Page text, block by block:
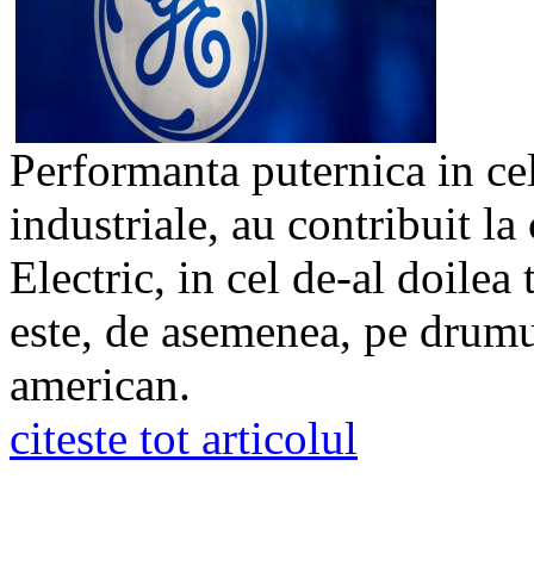
Performanta puternica in
industriale, au contribuit la
Electric, in cel de-al doilea
este, de asemenea, pe
american.
citeste tot articolul